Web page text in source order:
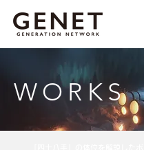
WORKS